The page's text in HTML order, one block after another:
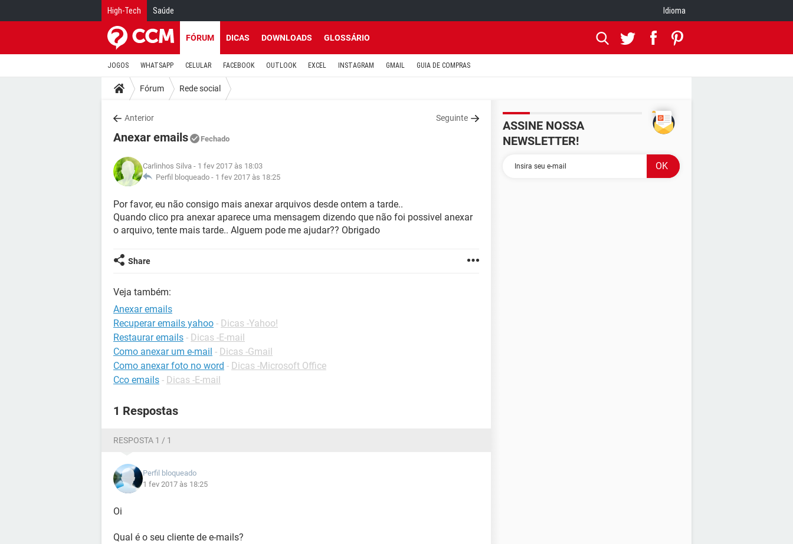
High-Tech Saúde Idioma
FÓRUM DICAS DOWNLOADS GLOSSÁRIO
JOGOS WHATSAPP CELULAR FACEBOOK OUTLOOK EXCEL INSTAGRAM GMAIL GUIA DE COMPRAS
Fórum Rede social
Anterior Seguinte
Anexar emails Fechado
Carlinhos Silva - 1 fev 2017 às 18:03
Perfil bloqueado - 1 fev 2017 às 18:25
Por favor, eu não consigo mais anexar arquivos desde ontem a tarde..
Quando clico pra anexar aparece uma mensagem dizendo que não foi possivel anexar
o arquivo, tente mais tarde.. Alguem pode me ajudar?? Obrigado
Share
Veja também:
Anexar emails
Recuperar emails yahoo - Dicas -Yahoo!
Restaurar emails - Dicas -E-mail
Como anexar um e-mail - Dicas -Gmail
Como anexar foto no word - Dicas -Microsoft Office
Cco emails - Dicas -E-mail
1 Respostas
RESPOSTA 1 / 1
Perfil bloqueado
1 fev 2017 às 18:25
Oi
Qual é o seu cliente de e-mails?
ASSINE NOSSA
NEWSLETTER!